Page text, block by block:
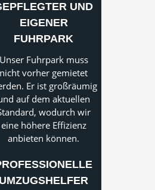
UND
EIGENER
FUHRPARK
Unser Fuhrpark muss
nicht vorher gemietet
Er ist großräumig
auf dem aktuellen
wodurch wir
eine höhere Effizienz
anbieten können.
UMZUGSHELFER